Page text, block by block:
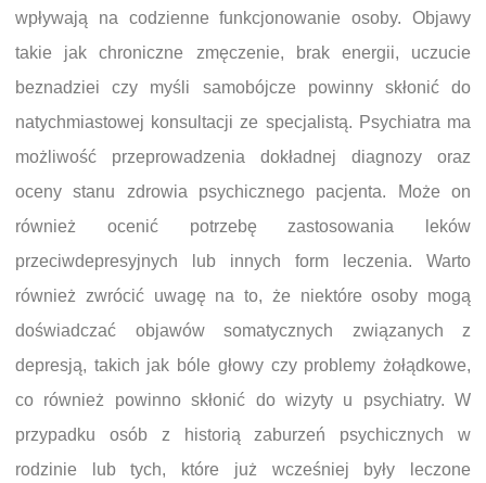
wpływają na codzienne funkcjonowanie osoby. Objawy
takie jak chroniczne zmęczenie, brak energii, uczucie
beznadziei czy myśli samobójcze powinny skłonić do
natychmiastowej konsultacji ze specjalistą. Psychiatra ma
możliwość przeprowadzenia dokładnej diagnozy oraz
oceny stanu zdrowia psychicznego pacjenta. Może on
również ocenić potrzebę zastosowania leków
przeciwdepresyjnych lub innych form leczenia. Warto
również zwrócić uwagę na to, że niektóre osoby mogą
doświadczać objawów somatycznych związanych z
depresją, takich jak bóle głowy czy problemy żołądkowe,
co również powinno skłonić do wizyty u psychiatry. W
przypadku osób z historią zaburzeń psychicznych w
rodzinie lub tych, które już wcześniej były leczone